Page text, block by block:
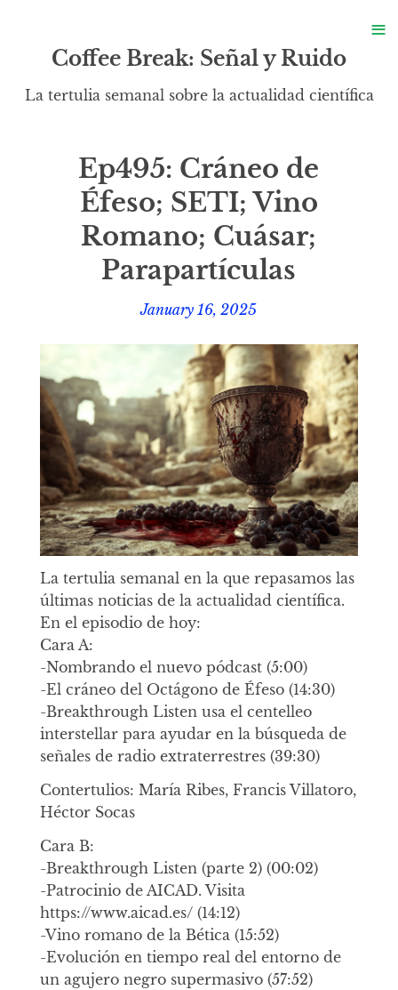
Coffee Break: Señal y Ruido
La tertulia semanal sobre la actualidad científica
Ep495: Cráneo de
Éfeso; SETI; Vino
Romano; Cuásar;
Parapartículas
January 16, 2025
La tertulia semanal en la que repasamos las
últimas noticias de la actualidad científica.
En el episodio de hoy:
Cara A:
-Nombrando el nuevo pódcast (5:00)
-El cráneo del Octágono de Éfeso (14:30)
-Breakthrough Listen usa el centelleo
interstellar para ayudar en la búsqueda de
señales de radio extraterrestres (39:30)
Contertulios: María Ribes, Francis Villatoro,
Héctor Socas
Cara B:
-Breakthrough Listen (parte 2) (00:02)
-Patrocinio de AICAD. Visita
https://www.aicad.es/ (14:12)
-Vino romano de la Bética (15:52)
-Evolución en tiempo real del entorno de
un agujero negro supermasivo (57:52)
≡